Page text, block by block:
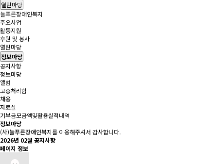
열린마당
늘푸른장애인복지
주요사업
활동지원
후원 및 봉사
열린마당
정보마당
공지사항
정보마당
앨범
고충처리함
채용
자료실
기부금모금액및활용실적내역
정보마당
(사)늘푸른장애인복지를 이용해주셔서 감사합니다.
2026년 02월 공지사항
페이지 정보